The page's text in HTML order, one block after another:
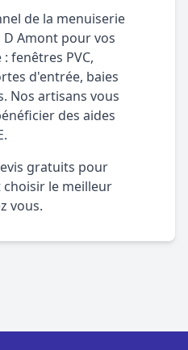
de la menuiserie
D Amont pour vos
fenêtres PVC,
d'entrée, baies
Nos artisans vous
des aides
gratuits pour
le meilleur
vous.